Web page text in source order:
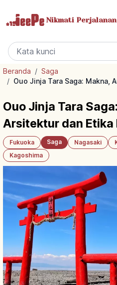
Nikmati Perjalanan
Beranda / Saga
/ Ouo Jinja Tara Saga: Makna,
Ouo Jinja Tara
Arsitektur dan Etika
Fukuoka Saga Nagasaki
Kagoshima